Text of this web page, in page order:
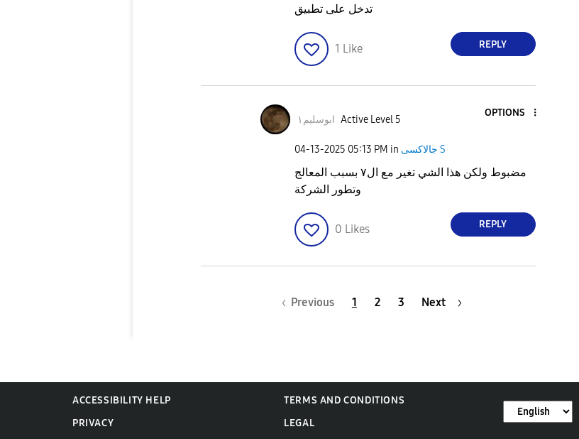
تدخل على تطبيق
1 Like REPLY
ابوسليم١ Active Level 5
OPTIONS
‎04-13-2025 05:13 PM in جالاكسى S
مضبوط ولكن هذا الشي تغير مع ال٧ بسبب المعالج
وتطور الشركة
0 Likes REPLY
Previous 1 2 3 Next
ACCESSIBILITY HELP
TERMS AND CONDITIONS
PRIVACY
LEGAL